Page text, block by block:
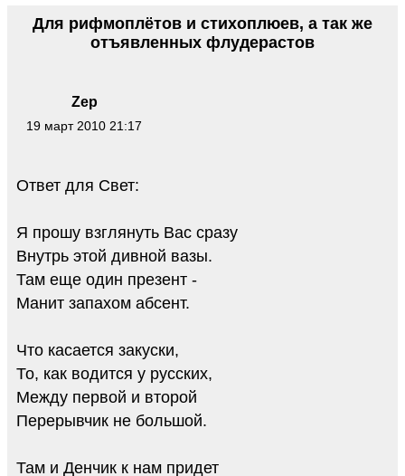
Zep
19 март 2010 21:17
Для рифмоплётов и стихоплюев, а так же
отъявленных флудерастов
Ответ для Свет:
Я прошу взглянуть Вас сразу
Внутрь этой дивной вазы.
Там еще один презент -
Манит запахом абсент.
Что касается закуски,
То, как водится у русских,
Между первой и второй
Перерывчик не большой.
Там и Денчик к нам придет